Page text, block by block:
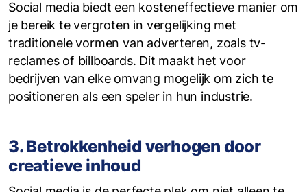
Social media biedt een kosteneffectieve manier om
je bereik te vergroten in vergelijking met
traditionele vormen van adverteren, zoals tv-
reclames of billboards. Dit maakt het voor
bedrijven van elke omvang mogelijk om zich te
positioneren als een speler in hun industrie.
3. Betrokkenheid verhogen door
creatieve inhoud